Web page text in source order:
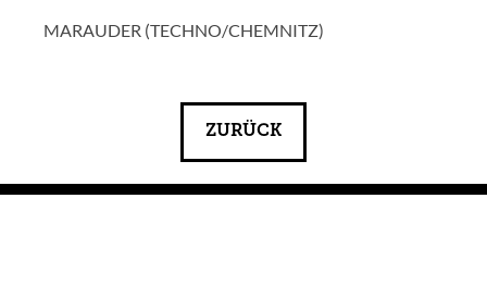
MARAUDER (TECHNO/CHEMNITZ)
ZURÜCK